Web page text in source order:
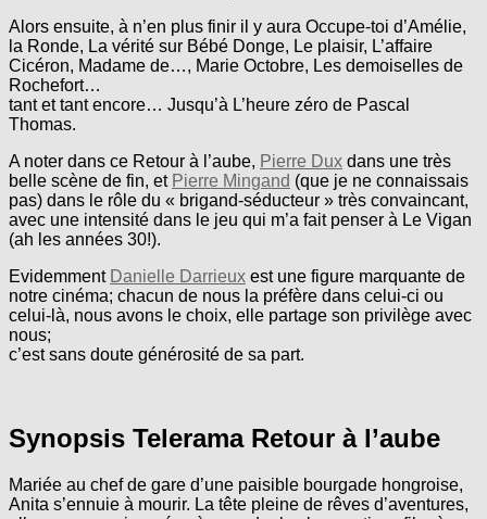
Alors ensuite, à n’en plus finir il y aura Occupe-toi d’Amélie,
la Ronde, La vérité sur Bébé Donge, Le plaisir, L’affaire
Cicéron, Madame de…, Marie Octobre, Les demoiselles de
Rochefort…
tant et tant encore… Jusqu’à L’heure zéro de Pascal
Thomas.
A noter dans ce Retour à l’aube, Pierre Dux dans une très
belle scène de fin, et Pierre Mingand (que je ne connaissais
pas) dans le rôle du « brigand-séducteur » très convaincant,
avec une intensité dans le jeu qui m’a fait penser à Le Vigan
(ah les années 30!).
Evidemment Danielle Darrieux est une figure marquante de
notre cinéma; chacun de nous la préfère dans celui-ci ou
celui-là, nous avons le choix, elle partage son privilège avec
nous;
c’est sans doute générosité de sa part.
Synopsis Telerama Retour à l’aube
Mariée au chef de gare d’une paisible bourgade hongroise,
Anita s’ennuie à mourir. La tête pleine de rêves d’aventures,